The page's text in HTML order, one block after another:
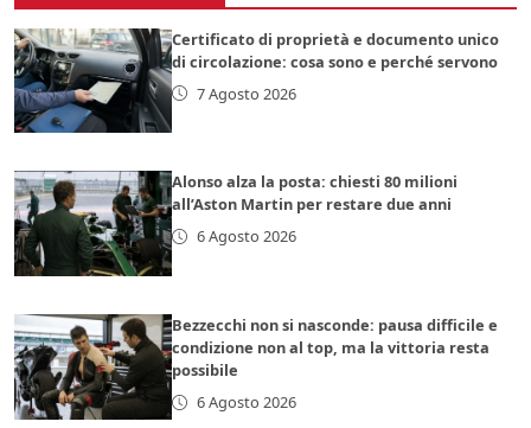
Certificato di proprietà e documento unico
di circolazione: cosa sono e perché servono
7 Agosto 2026
Alonso alza la posta: chiesti 80 milioni
all’Aston Martin per restare due anni
6 Agosto 2026
Bezzecchi non si nasconde: pausa difficile e
condizione non al top, ma la vittoria resta
possibile
6 Agosto 2026